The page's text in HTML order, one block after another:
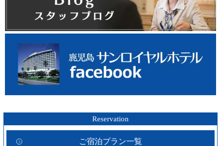
Reservation
ご宿泊プラン一覧